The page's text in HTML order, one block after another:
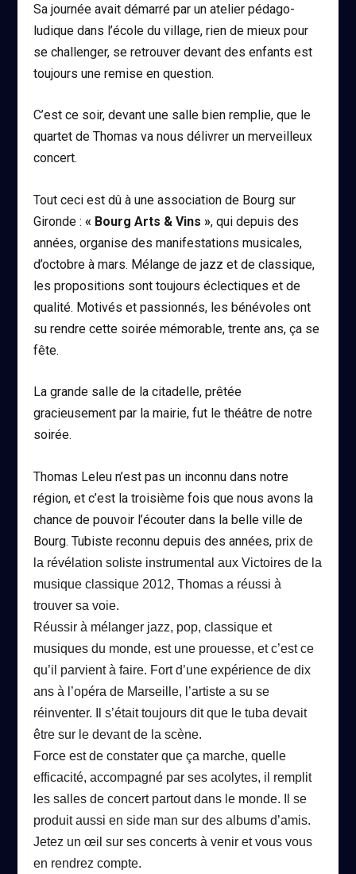
Sa journée avait démarré par un atelier pédago-
ludique dans l’école du village, rien de mieux pour
se challenger, se retrouver devant des enfants est
toujours une remise en question.
C’est ce soir, devant une salle bien remplie, que le
quartet de Thomas va nous délivrer un merveilleux
concert.
Tout ceci est dû à une association de Bourg sur
Gironde :« Bourg Arts & Vins », qui depuis des
années, organise des manifestations musicales,
d’octobre à mars. Mélange de jazz et de classique,
les propositions sont toujours éclectiques et de
qualité. Motivés et passionnés, les bénévoles ont
su rendre cette soirée mémorable, trente ans, ça se
fête.
La grande salle de la citadelle, prêtée
gracieusement par la mairie, fut le théâtre de notre
soirée.
Thomas Leleu n’est pas un inconnu dans notre
région, et c’est la troisième fois que nous avons la
chance de pouvoir l’écouter dans la belle ville de
Bourg. Tubiste reconnu depuis des années, prix de
la révélation soliste instrumental aux Victoires de la
musique classique 2012, Thomas a réussi à
trouver sa voie.
Réussir à mélanger jazz, pop, classique et
musiques du monde, est une prouesse, et c’est ce
qu’il parvient à faire. Fort d’une expérience de dix
ans à l’opéra de Marseille, l’artiste a su se
réinventer.
Il s’était toujours dit que le tuba devait
être sur le devant de la scène.
Force est de constater que ça marche, quelle
efficacité, accompagné par ses acolytes, il remplit
les salles de concert partout dans le monde.
Il se
produit aussi en side man sur des albums d’amis.
Jetez un œil sur ses concerts à venir et vous vous
en rendrez compte.